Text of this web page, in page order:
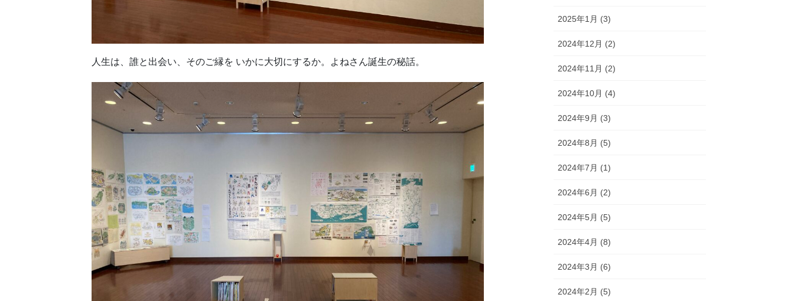
人生は、誰と出会い、そのご縁を いかに大切にするか。よねさん誕生の秘話。
2025年1月 (3)
2024年12月 (2)
2024年11月 (2)
2024年10月 (4)
2024年9月 (3)
2024年8月 (5)
2024年7月 (1)
2024年6月 (2)
2024年5月 (5)
2024年4月 (8)
2024年3月 (6)
2024年2月 (5)